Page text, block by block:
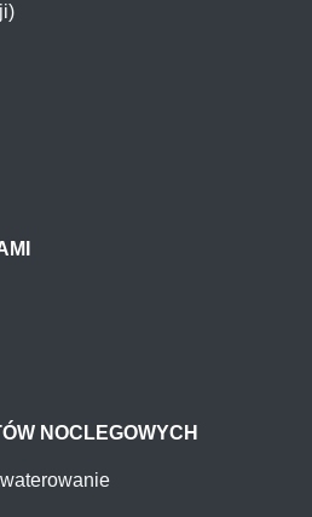
NOCLEGOWYCH